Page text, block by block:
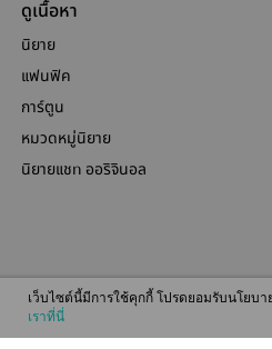
ดูเนื้อหา
นิยาย
แฟนฟิค
การ์ตูน
หมวดหมู่นิยาย
นิยายแชท ออริจินอล
เว็บไซต์นี้มีการใช้คุกกี้ โปรดยอมรับนโยบ
เราที่นี่